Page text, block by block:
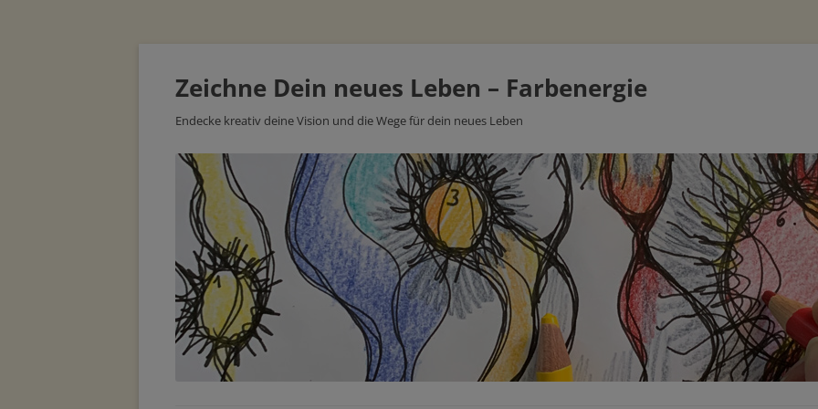
Zeichne Dein neues Leben – Farbenergie
Endecke kreativ deine Vision und die Wege für dein neues Leben